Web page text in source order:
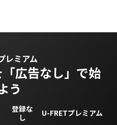
レミアム
「広告なし」で始
う
登録な
し
U-FRETプレミアム